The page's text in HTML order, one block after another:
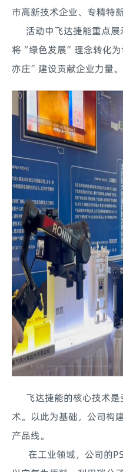
市高新技术企业、专精特新
活动中飞达捷能重点展
将“绿色发展”理念转化
亦庄”建设贡献企业力量。
飞达捷能的核心技术是
术。以此为基础，公司构
产品线。
在工业领域，公司的